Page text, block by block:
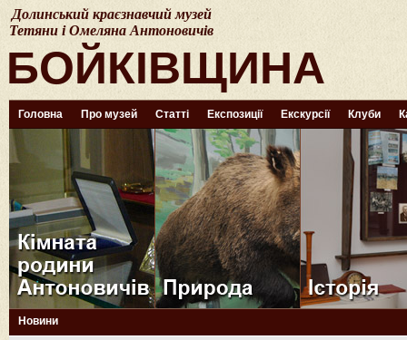
Долинський краєзнавчий музей
Тетяни і Омеляна Антоновичів
БОЙКІВЩИНА
Головна Про музей Статті Експозиції Екскурсії Клуби
Новини